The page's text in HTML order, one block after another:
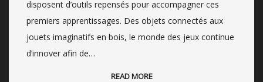
disposent d’outils repensés pour accompagner ces
premiers apprentissages. Des objets connectés aux
jouets imaginatifs en bois, le monde des jeux continue
d’innover afin de…
READ MORE